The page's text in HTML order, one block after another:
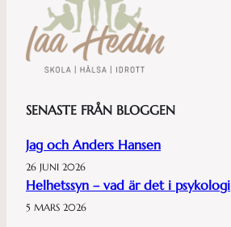
SENASTE FRÅN BLOGGEN
Jag och Anders Hansen
26 JUNI 2026
Helhetssyn – vad är det i psykologi
5 MARS 2026